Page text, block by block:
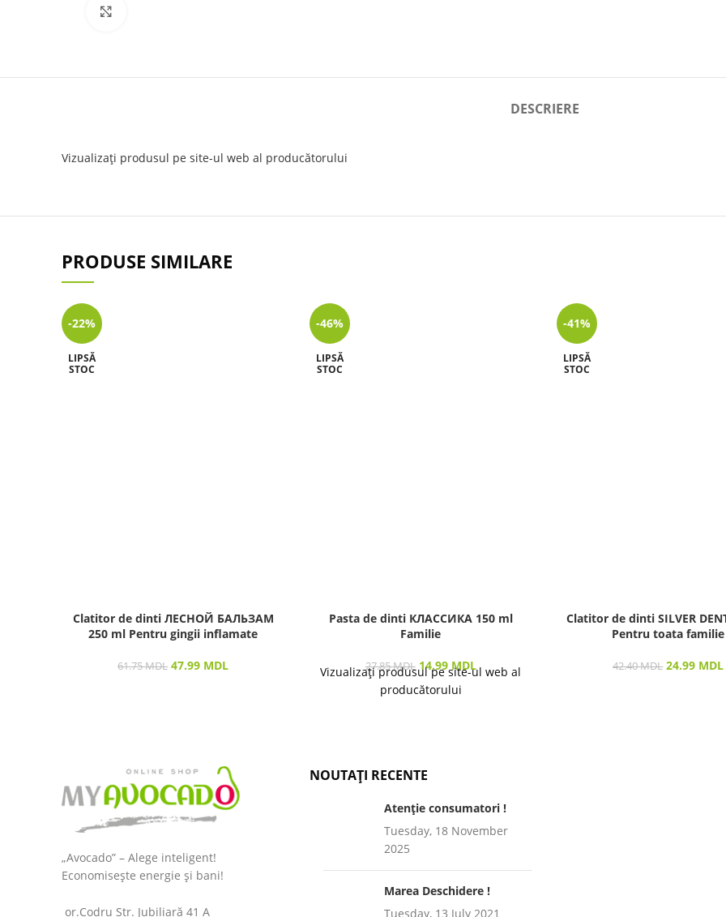
DESCRIERE
Vizualizați produsul pe site-ul web al producătorului
PRODUSE SIMILARE
-22%
LIPSĂ
STOC
Clatitor de dinti ЛЕСНОЙ БАЛЬЗАМ
250 ml Pentru gingii inflamate
61.75MDL 47.99 MDL
-46%
LIPSĂ
STOC
Pasta de dinti КЛАССИКА 150 ml
Familie
27.85MDL 14.99 MDL
Vizualizați produsul pe site-ul web al
producătorului
-41%
LIPSĂ
STOC
Clatitor de dinti SILVER
Pentru toata familie
42.40MDL 24.99 MDL
„Avocado” – Alege inteligent!
Economisește energie și bani!
or.Codru Str. Jubiliară 41 A
NOUTAȚI RECENTE
Atenție consumatori !
Tuesday, 18 November
2025
Marea Deschidere !
Tuesday, 13 July 2021